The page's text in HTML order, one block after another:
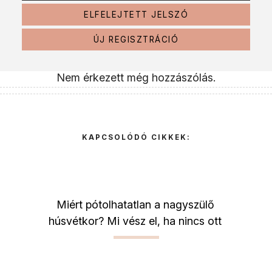
ELFELEJTETT JELSZÓ
ÚJ REGISZTRÁCIÓ
Nem érkezett még hozzászólás.
KAPCSOLÓDÓ CIKKEK:
Miért pótolhatatlan a nagyszülő
húsvétkor? Mi vész el, ha nincs ott